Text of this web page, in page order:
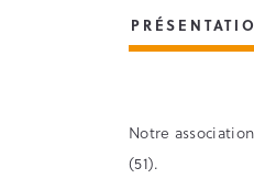
Notre
(51).